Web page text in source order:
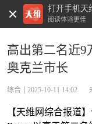
打开手机天
阅读体验更佳
高出第二名近9
奥克兰市长
综合 2025-10-11 14:02
【天维网综合报道